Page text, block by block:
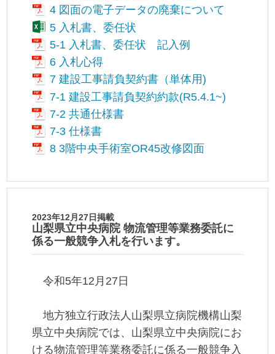
4 図面の電子データの廃棄について
5 入札書、委任状
5-1 入札書、委任状 記入例
6 入札心得
7 建設工事請負契約書（単体用)
7-1 建設工事請負契約約款(R5.4.1~)
7-2 共通仕様書
7-3 仕様書
8 3階中央手術室OR45改修図面
2023年12月27日掲載
山梨県立中央病院 物流管理等業務委託に
係る一般競争入札を行います。
令和5年12月27日
地方独立行政法人山梨県立病院機構山梨
県立中央病院では、山梨県立中央病院にお
ける物流管理等業務委託に係る一般競争入